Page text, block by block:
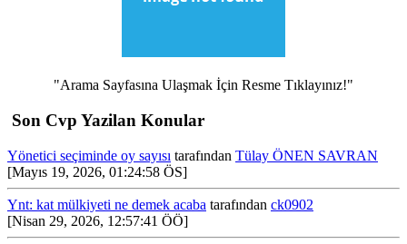
"Arama Sayfasına Ulaşmak İçin Resme Tıklayınız!"
Son Cvp Yazilan Konular
Yönetici seçiminde oy sayısı tarafından Tülay ÖNEN SAVRAN
[Mayıs 19, 2026, 01:24:58 ÖS]
Ynt: kat mülkiyeti ne demek acaba tarafından ck0902
[Nisan 29, 2026, 12:57:41 ÖÖ]